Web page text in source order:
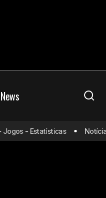
- Estatísticas